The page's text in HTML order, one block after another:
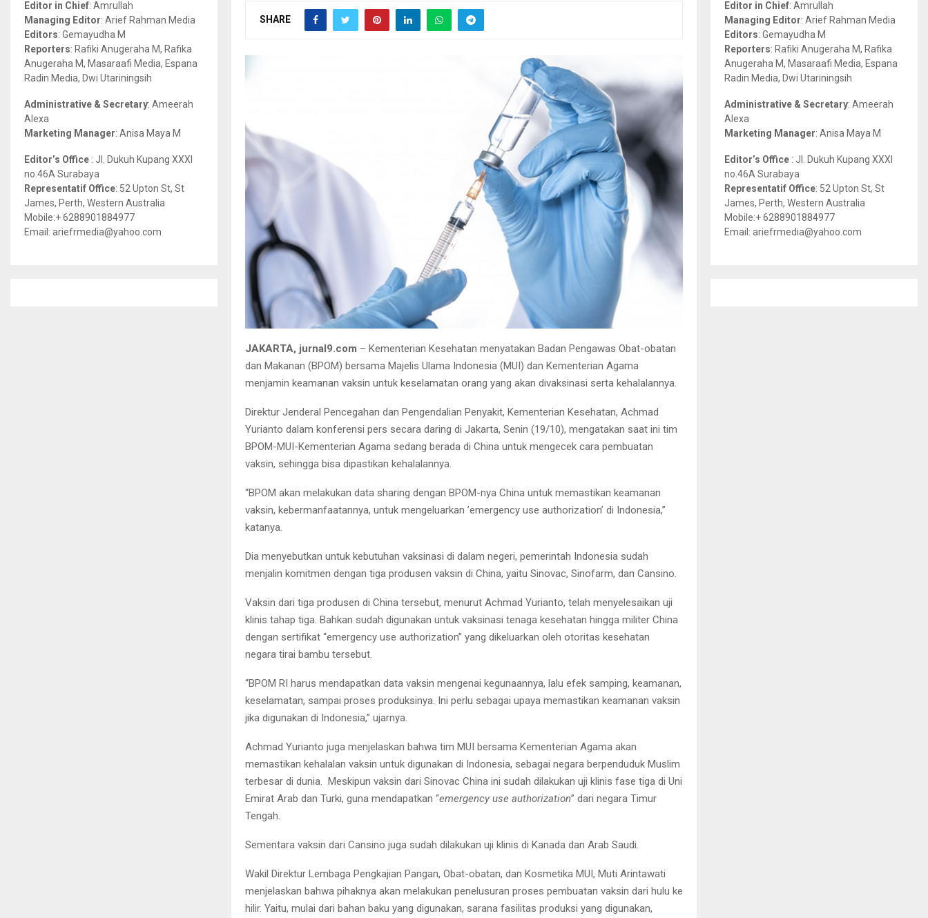
SHARE
JAKARTA, jurnal9.com – Kementerian Kesehatan menyatakan Badan Pengawas Obat-obatan
dan Makanan (BPOM) bersama Majelis Ulama Indonesia (MUI) dan Kementerian Agama
menjamin keamanan vaksin untuk keselamatan orang yang akan divaksinasi serta kehalalannya.
Direktur Jenderal Pencegahan dan Pengendalian Penyakit, Kementerian Kesehatan, Achmad
Yurianto dalam konferensi pers secara daring di Jakarta, Senin (19/10), mengatakan saat ini tim
BPOM-MUI-Kementerian Agama sedang berada di China untuk mengecek cara pembuatan
vaksin, sehingga bisa dipastikan kehalalannya.
“BPOM akan melakukan data sharing dengan BPOM-nya China untuk memastikan keamanan
vaksin, kebermanfaatannya, untuk mengeluarkan ’emergency use authorization’ di Indonesia,”
katanya.
Dia menyebutkan untuk kebutuhan vaksinasi di dalam negeri, pemerintah Indonesia sudah
menjalin komitmen dengan tiga produsen vaksin di China, yaitu Sinovac, Sinofarm, dan Cansino.
Vaksin dari tiga produsen di China tersebut, menurut Achmad Yurianto, telah menyelesaikan uji
klinis tahap tiga. Bahkan sudah digunakan untuk vaksinasi tenaga kesehatan hingga militer China
dengan sertifikat “emergency use authorization” yang dikeluarkan oleh otoritas kesehatan
negara tirai bambu tersebut.
“BPOM RI harus mendapatkan data vaksin mengenai kegunaannya, lalu efek samping, keamanan,
keselamatan, sampai proses produksinya. Ini perlu sebagai upaya memastikan keamanan vaksin
jika digunakan di Indonesia,” ujarnya.
Achmad Yurianto juga menjelaskan bahwa tim MUI bersama Kementerian Agama akan
memastikan kehalalan vaksin untuk digunakan di Indonesia, sebagai negara berpenduduk Muslim
terbesar di dunia. Meskipun vaksin dari Sinovac China ini sudah dilakukan uji klinis fase tiga di Uni
Emirat Arab dan Turki, guna mendapatkan “emergency use authorization” dari negara Timur
Tengah.
Sementara vaksin dari Cansino juga sudah dilakukan uji klinis di Kanada dan Arab Saudi.
Wakil Direktur Lembaga Pengkajian Pangan, Obat-obatan, dan Kosmetika MUI, Muti Arintawati
menjelaskan bahwa pihaknya akan melakukan penelusuran proses pembuatan vaksin dari hulu ke
hilir. Yaitu, mulai dari bahan baku yang digunakan, sarana fasilitas produksi yang digunakan,
r
:
R
H
Editor in Chief: Amrullah
Managing Editor: Arief Rahman Media
Editors: Gemayudha M
Reporters: Rafiki Anugeraha M, Rafika
Anugeraha M, Masaraafi Media, Espana
Radin Media, Dwi Utariningsih
Administrative & Secretary: Ameerah
Alexa
Marketing Manager: Anisa Maya M
Editor’s Office : Jl. Dukuh Kupang XXXI
no.46A Surabaya
Representatif Office: 52 Upton St, St
James, Perth, Western Australia
Mobile:+ 6288901884977
Email: ariefrmedia@yahoo.com
r
:
R
H
Editor in Chief: Amrullah
Managing Editor: Arief Rahman Media
Editors: Gemayudha M
Reporters: Rafiki Anugeraha M, Rafika
Anugeraha M, Masaraafi Media, Espana
Radin Media, Dwi Utariningsih
Administrative & Secretary: Ameerah
Alexa
Marketing Manager: Anisa Maya M
Editor’s Office : Jl. Dukuh Kupang XXXI
no.46A Surabaya
Representatif Office: 52 Upton St, St
James, Perth, Western Australia
Mobile:+ 6288901884977
Email: ariefrmedia@yahoo.com